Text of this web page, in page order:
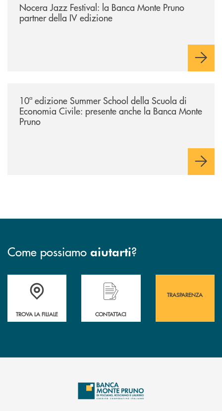
Nocera Jazz Festival: la Banca Monte Pruno
partner della IV edizione
10ª edizione Summer School della Scuola di
Economia Civile: presente anche la Banca Monte
Pruno
Come possiamo aiutarti?
Accedi all' elenco completo&nbsp; delle&nbsp; filiali&nbsp; di Banca
TROVA LA FILIALE
Hai bisogno di assistenza immediata?
CONTATTACI
TRASPARENZA